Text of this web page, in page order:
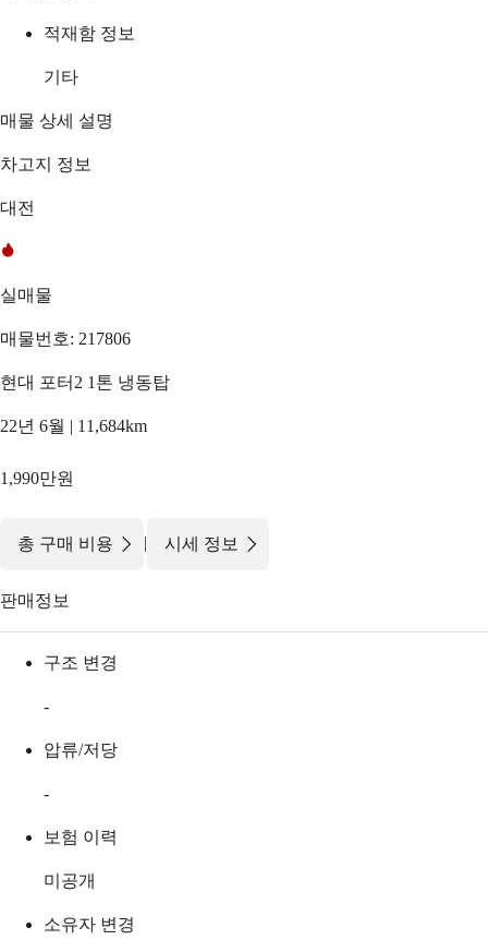
적재함 정보
기타
매물 상세 설명
차고지 정보
대전
실매물
매물번호: 217806
현대 포터2 1톤 냉동탑
22년 6월 | 11,684km
1,990만원
총 구매 비용 | 시세 정보
판매정보
구조 변경
-
압류/저당
-
보험 이력
미공개
소유자 변경